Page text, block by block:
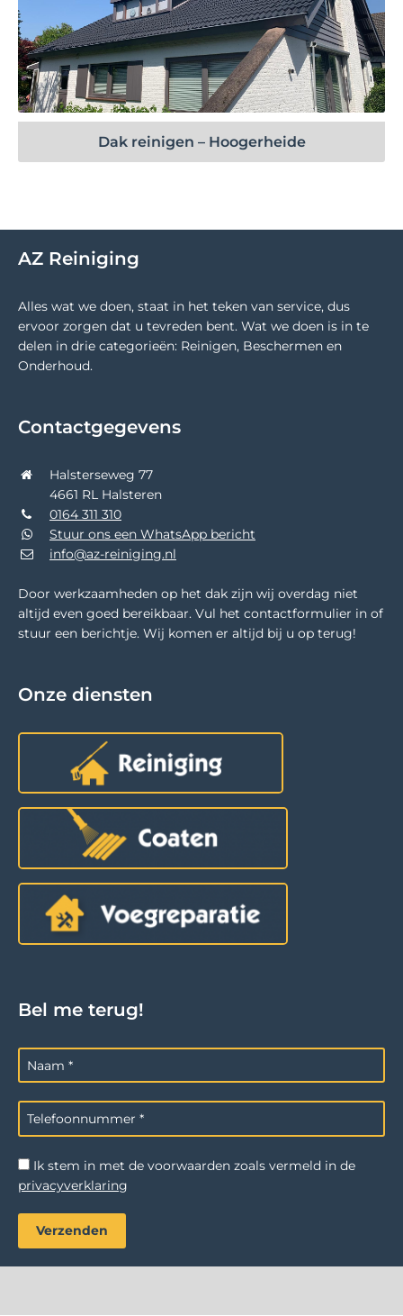
Bekijk project
Dak reinigen – Hoogerheide
AZ Reiniging
Alles wat we doen, staat in het teken van service, dus
ervoor zorgen dat u tevreden bent. Wat we doen is in te
delen in drie categorieën: Reinigen, Beschermen en
Onderhoud.
Contactgegevens
Halsterseweg 77
4661 RL Halsteren
0164 311 310
Stuur ons een WhatsApp bericht
info@az-reiniging.nl
Door werkzaamheden op het dak zijn wij overdag niet
altijd even goed bereikbaar. Vul het contactformulier in of
stuur een berichtje. Wij komen er altijd bij u op terug!
Onze diensten
Bel me terug!
Ik stem in met de voorwaarden zoals vermeld in de
privacyverklaring